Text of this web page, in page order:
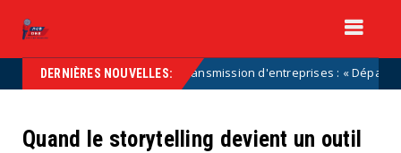
DERNIÈRES NOUVELLES:
Uncategorized Transmission d'entreprises : « Dépassons
Quand le storytelling devient un outil